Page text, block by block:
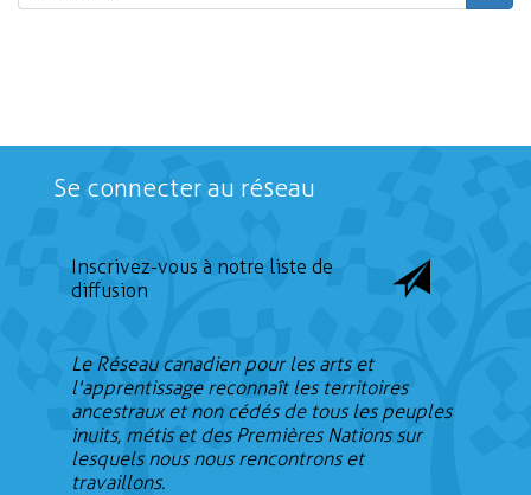
Se connecter au réseau
Inscrivez-vous à notre liste de
diffusion
Le Réseau canadien pour les arts et
l'apprentissage reconnaît les territoires
ancestraux et non cédés de tous les peuples
inuits, métis et des Premières Nations sur
lesquels nous nous rencontrons et
travaillons.